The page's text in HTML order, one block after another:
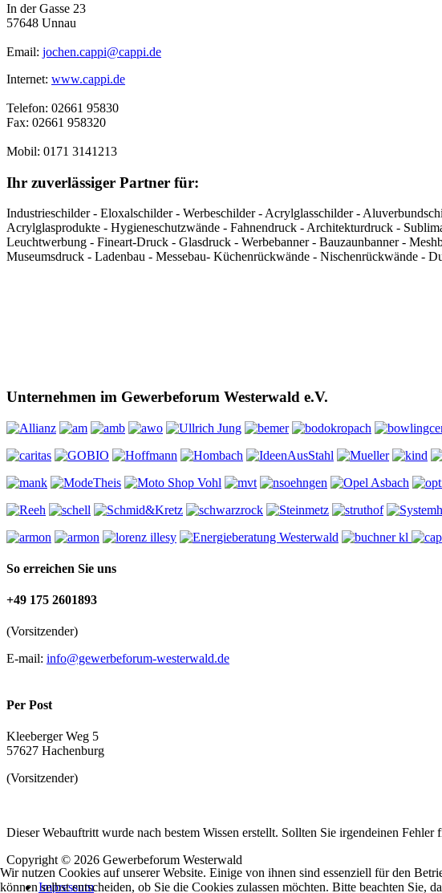
In der Gasse 23
57648 Unnau
Email: jochen.cappi@cappi.de
Internet: www.cappi.de
Telefon: 02661 95830
Fax: 02661 958320
Mobil: 0171 3141213
Ihr zuverlässiger Partner für:
Industrieschilder - Eloxalschilder - Werbeschilder - Acrylglasschilder -
Acrylglasprodukte - Hygieneschutzwände - Fahnendruck - Architekturdruck -
Leuchtwerbung - Fineart-Druck - Glasdruck - Werbebanner - Bauzaunbanner -
Museumsdruck - Ladenbau - Messebau- Küchenrückwände - Nischenrückwände -
Unternehmen im Gewerbeforum Westerwald e.V.
So erreichen Sie uns
+49 175 2601893
(Vorsitzender)
E-mail: info@gewerbeforum-westerwald.de
Per Post
Kleeberger Weg 5
57627 Hachenburg
(Vorsitzender)
Dieser Webauftritt wurde nach bestem Wissen erstellt. Sollten Sie irgendeinen Fehler
Copyright © 2026 Gewerbeforum Westerwald
Impressum
Wir nutzen Cookies auf unserer Website. Einige von ihnen sind essenziell für den
können selbst entscheiden, ob Sie die Cookies zulassen möchten. Bitte beachten